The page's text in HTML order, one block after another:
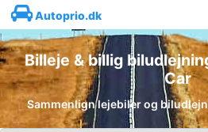
Autoprio.dk
Billeje & billig
Car
Sammenlign lejebiler og